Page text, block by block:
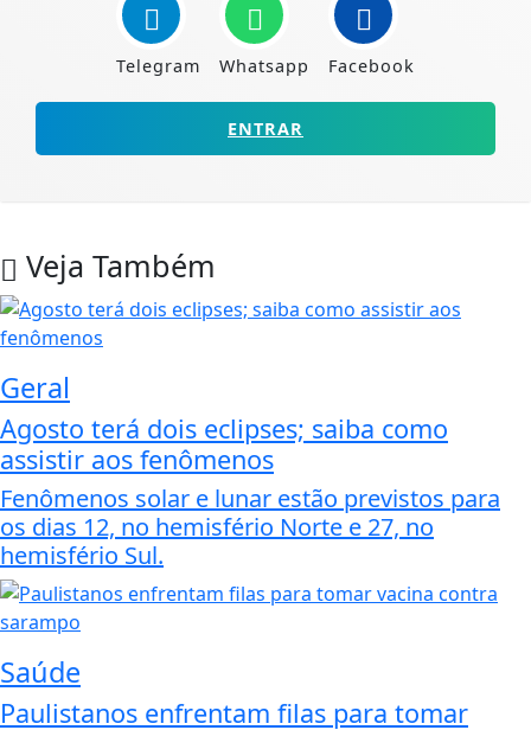
Telegram Whatsapp Facebook
ENTRAR
Veja Também
Geral
Agosto terá dois eclipses; saiba como
assistir aos fenômenos
Fenômenos solar e lunar estão previstos para
os dias 12, no hemisfério Norte e 27, no
hemisfério Sul.
Saúde
Paulistanos enfrentam filas para tomar